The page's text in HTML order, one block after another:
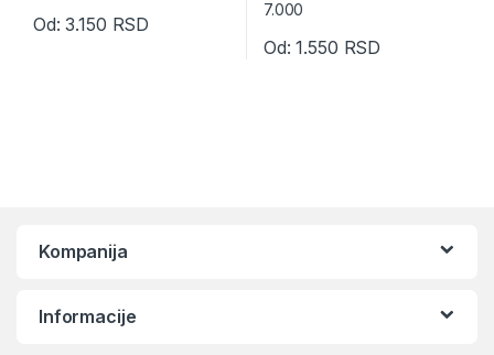
Od:3.150 RSD
Ovaj proizvod ima više varijanti. Opcije mogu biti izabrane na
Od:1.550 RSD
Kompanija
Informacije